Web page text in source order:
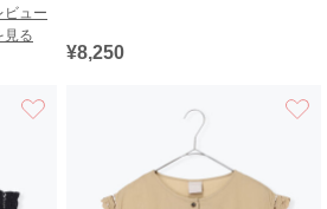
ビュー
見る
¥8,250